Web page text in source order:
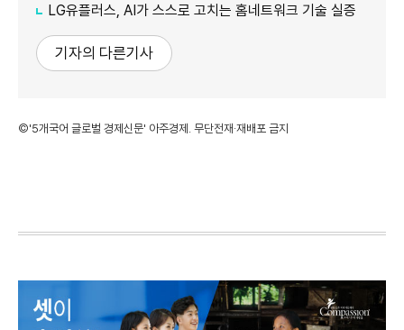
LG유플러스, AI가 스스로 고치는 홈네트워크 기술 실증
기자의 다른기사
©'5개국어 글로벌 경제신문' 아주경제. 무단전재·재배포 금지